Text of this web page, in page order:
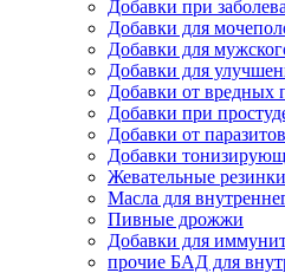
Добавки при
Добавки для
Добавки для
Добавки для
Добавки от вредных
Добавки при
Добавки от паразитов
Добавки
Жевательные резинки
Масла для
Пивные дрожжи
Добавки для
прочие БАД для